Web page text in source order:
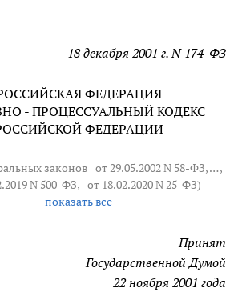
18 декабря 2001 г. N 174-ФЗ
ФЕДЕРАЦИЯ
- ПРОЦЕССУАЛЬНЫЙ КОДЕКС
ФЕДЕРАЦИИ
законов от 29.05.2002 N 58-ФЗ, … ,
N 500-ФЗ, от 18.02.2020 N 25-ФЗ)
показать все
Принят
Государственной Думой
22 ноября 2001 года